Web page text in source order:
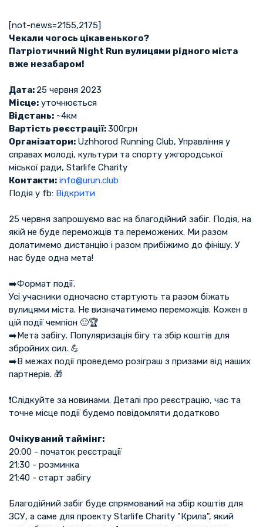
[not-news=2155,2175]
Чекали чогось цікавенького?
Патріотичний Night Run вулицями рідного міста
вже незабаром!
Дата: 25 червня 2023
Місце: уточнюється
Відстань: ~4км
Вартість реєстрації:300грн
Організатори: Uzhhorod Running Club, Управління у
справах молоді, культури та спорту ужгородської
міської ради, Starlife Charity
Контакти: info@urun.club
Подія у fb: Відкрити
25 червня запрошуємо вас на благодійний забіг. Подія, на
якій не буде переможців та переможених. Ми разом
долатимемо дистанцію і разом прибіжимо до фінішу. У
нас буде одна мета!
➡️Формат події.
Усі учасники одночасно стартують та разом біжать
вулицями міста. Не визначатимемо переможців. Кожен в
цій події чемпіон 🙂🏆
➡️Мета забігу. Популяризація бігу та збір коштів для
збройних сил. 💪
➡️В межах події проведемо розіграш з призами від наших
партнерів. 🎁
❗️Слідкуйте за новинами. Деталі про реєстрацію, час та
точне місце події будемо повідомляти додатково
Очікуваний таймінг:
20:00 - початок реєстрації
21:30 - розминка
21:40 - старт забігу
Благодійний забіг буде спрямований на збір коштів для
ЗСУ, а саме для проекту Starlife Charity "Крила", який